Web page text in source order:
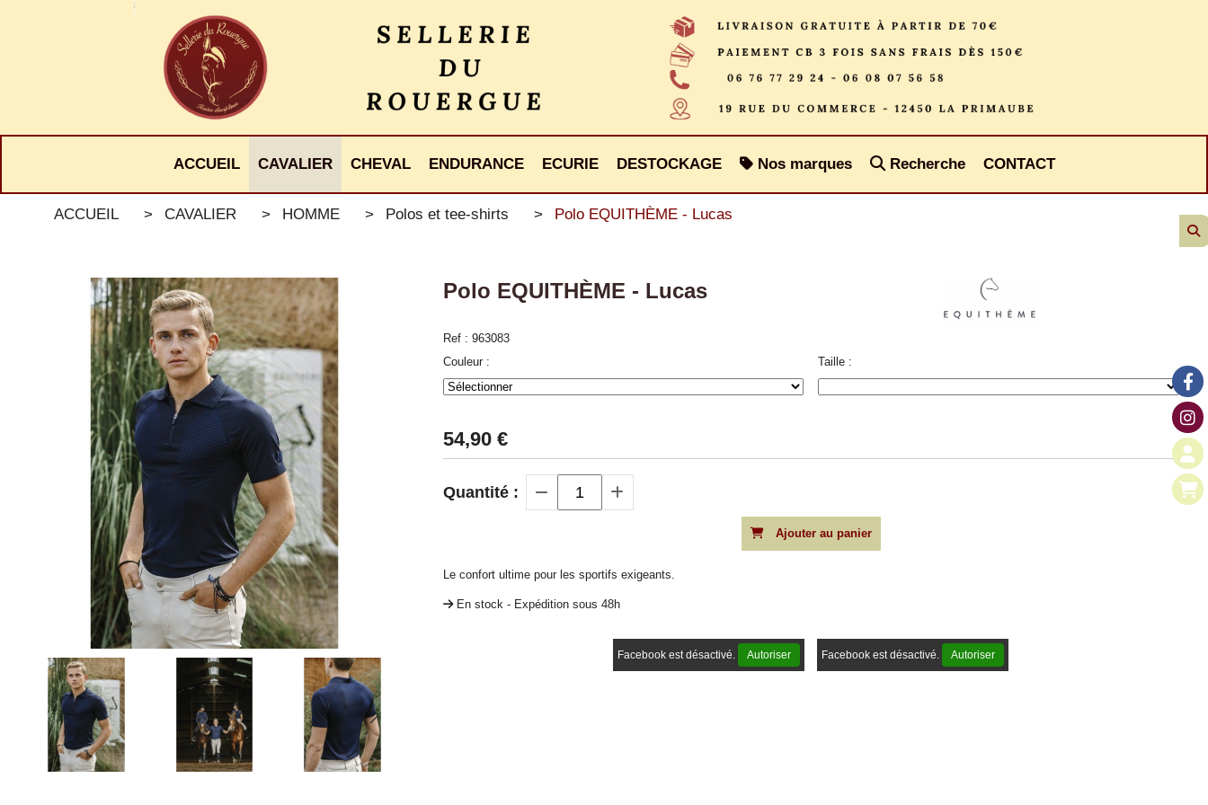
ACCUEIL CAVALIER CHEVAL ENDURANCE ECURIE DESTOCKAGE Nos marques Recherche CONTACT
ACCUEIL CAVALIER HOMME Polos et tee-shirts Polo EQUITHÈME - Lucas
Polo EQUITHÈME - Lucas
Ref : 963083
Couleur :
Taille :
54,90€
Quantité :
Ajouter au panier
Le confort ultime pour les sportifs exigeants.
En stock - Expédition sous 48h
Facebook est désactivé. Autoriser Facebook est désactivé. Autoriser
Panneau de gestion des cookies